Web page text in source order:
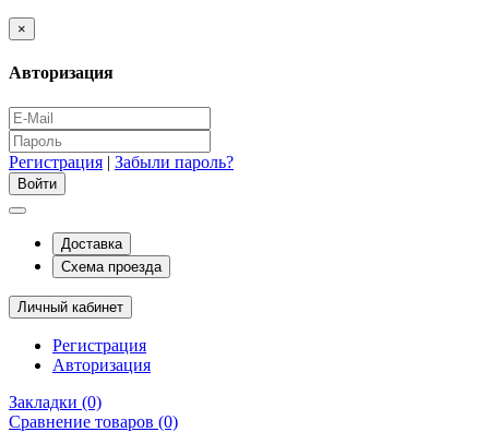
×
Авторизация
Регистрация | Забыли пароль?
Доставка
Схема проезда
Личный кабинет
Регистрация
Авторизация
Закладки (0)
Сравнение товаров (0)